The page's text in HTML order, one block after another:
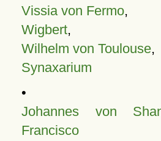
Vissia von Fermo,
Wigbert,
Wilhelm von Toulouse,
Synaxarium
•
Johannes von
Francisco